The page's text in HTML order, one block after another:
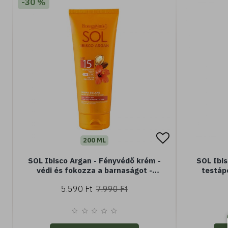
200 ML
SOL Ibisco Argan - Fényvédő krém -
védi és fokozza a barnaságot -
SPF15 közepes védelem - Vízálló
5.590 Ft 7.990 Ft
SOL